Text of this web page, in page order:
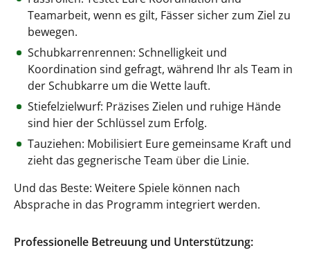
Teamarbeit, wenn es gilt, Fässer sicher zum Ziel zu
bewegen.
Schubkarrenrennen: Schnelligkeit und
Koordination sind gefragt, während Ihr als Team in
der Schubkarre um die Wette lauft.
Stiefelzielwurf: Präzises Zielen und ruhige Hände
sind hier der Schlüssel zum Erfolg.
Tauziehen: Mobilisiert Eure gemeinsame Kraft und
zieht das gegnerische Team über die Linie.
Und das Beste: Weitere Spiele können nach
Absprache in das Programm integriert werden.
Professionelle Betreuung und Unterstützung: